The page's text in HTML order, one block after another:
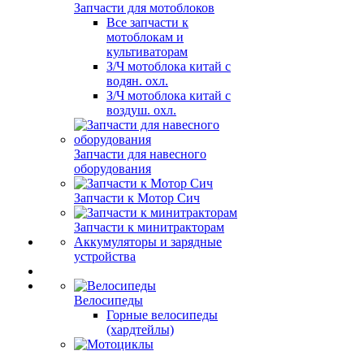
Запчасти для мотоблоков
Все запчасти к
мотоблокам и
культиваторам
З/Ч мотоблока китай с
водян. охл.
З/Ч мотоблока китай с
воздуш. охл.
Запчасти для навесного
оборудования
Запчасти к Мотор Сич
Запчасти к минитракторам
Аккумуляторы и зарядные
устройства
Велосипеды
Горные велосипеды
(хардтейлы)